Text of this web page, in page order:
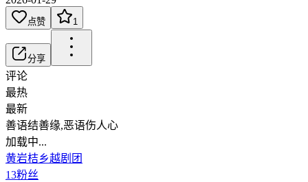
点赞 1
分享
评论
最热
最新
善语结善缘,恶语伤人心
加载中...
黄岩桔乡越剧团
13粉丝